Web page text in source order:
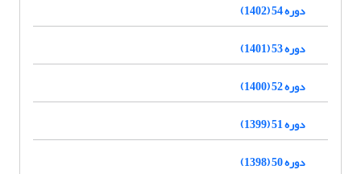
دوره 54 (1402)
دوره 53 (1401)
دوره 52 (1400)
دوره 51 (1399)
دوره 50 (1398)